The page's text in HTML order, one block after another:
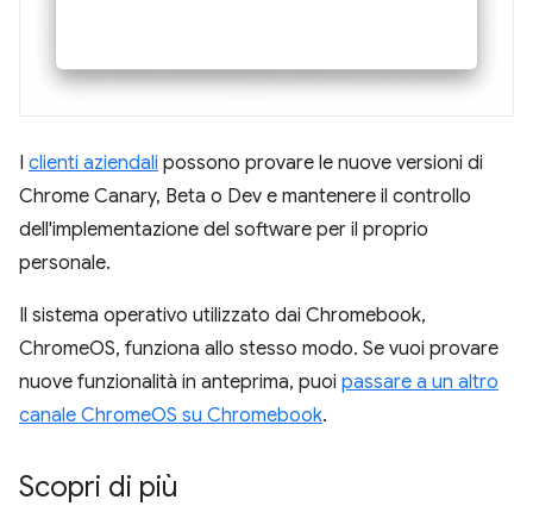
I clienti aziendali possono provare le nuove versioni di
Chrome Canary, Beta o Dev e mantenere il controllo
dell'implementazione del software per il proprio
personale.
Il sistema operativo utilizzato dai Chromebook,
ChromeOS, funziona allo stesso modo. Se vuoi provare
nuove funzionalità in anteprima, puoi passare a un altro
canale ChromeOS su Chromebook.
Scopri di più